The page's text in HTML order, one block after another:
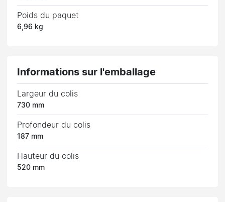
Poids du paquet
6,96 kg
Informations sur l'emballage
Largeur du colis
730 mm
Profondeur du colis
187 mm
Hauteur du colis
520 mm